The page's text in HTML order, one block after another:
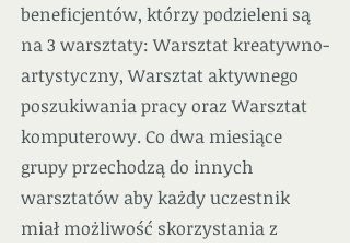
beneficjentów, którzy podzieleni są
na 3 warsztaty: Warsztat kreatywno-
artystyczny, Warsztat aktywnego
poszukiwania pracy oraz Warsztat
komputerowy. Co dwa miesiące
grupy przechodzą do innych
warsztatów aby każdy uczestnik
miał możliwość skorzystania z